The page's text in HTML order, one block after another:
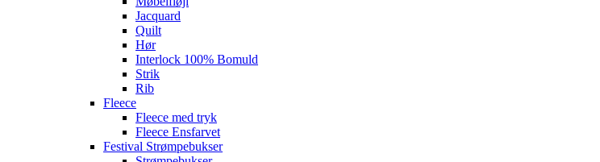
Jacquard
Quilt
Hør
Interlock 100% Bomuld
Strik
Rib
Fleece
Fleece med tryk
Fleece Ensfarvet
Festival Strømpebukser